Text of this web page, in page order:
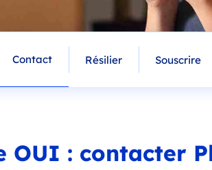
Contact Résilier Souscrire
OUI : contacter